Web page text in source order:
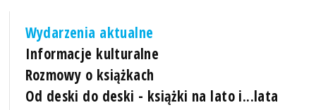
Wydarzenia aktualne
Informacje kulturalne
Rozmowy o książkach
Od deski do deski - książki na lato i...lata